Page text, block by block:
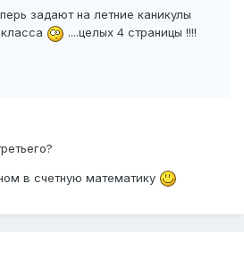
задают на летние каникулы
....целых 4 страницы !!!!
в счетную математику